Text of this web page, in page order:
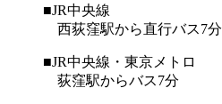
■JR中央線
西荻窪駅から直行バス7分
■JR中央線・東京メトロ
荻窪駅からバス7分